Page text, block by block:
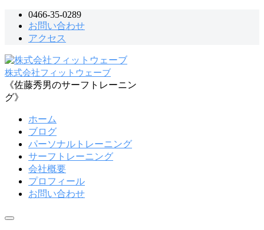
ツ
へ
ス
キ
0466-35-0289
お問い合わせ
アクセス
株式会社フィットウェーブ
《佐藤秀男のサーフトレーニン
グ》
ホーム
ブログ
パーソナルトレーニング
サーフトレーニング
会社概要
プロフィール
お問い合わせ
メ